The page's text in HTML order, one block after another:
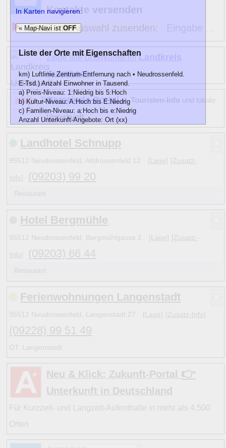
Kontakte versenden
Email mit Auswahl zusenden:
Zeige alle Unterkünfte im Landkreis
Kulmbach
Gemeinde-Portal » Touristen-Info und lokale
Unterkunft
Landhotel Schnupp
95512 Neudrossenfeld, Altdrossenfeld 12 [Lage] [Zusatz-
Info] (09203) 99 20
Restaurant
Hotel Bergmühle
95512 Neudrossenfeld, Bergmühlgasse 2 [Lage] [Zusatz-
Info] (09203) 66 44
Restaurant
Ferienwohnungen Langenstadt
95512 Neudrossenfeld, Langenstadt 27 [Lage] [Zusatz-Info]
(09228) 99 51 49
OT: Langenstadt
Neu & Klick: Zukunft-Portal 👉
Unterkunft in Deutschland
Für Kurzzeit- und Langzeit-Aufenthalte in mehr als 4.500
Orten
In Karten navigieren:
« Map-Navi istOFF
Liste der Orte mit Eigenschaften
km) Luftlinie Zentrum-Entfernung nach • Neudrossenfeld.
E-Tsd.) Anzahl Einwohner in Tausend.
a) Preis-Niveau: 1:Niedrig bis 5:Hoch
b) Kultur-Niveau: A:Hoch bis E:Niedrig
c) Familien-Niveau: a:Hoch bis e:Niedrig
Anzahl Unterkunft-Angebote: Ort (xx)
km E-Tsd. abc)
Name
12
73 3A b Bayreuth
11 7 D e Bindlach (2)
9 2 2Da Kasendorf
4 (4)
8 2D e Trebgast
zu b) Kulturelles und touristisches Niveau eines Ortes
zu c) Das Familien-Niveau ergibt sich aus kind- und
und Unterkunft-Angeboten am Gast-Ort.
Alle Bewertungen haben die aktuell verfügbaren Daten